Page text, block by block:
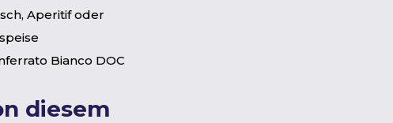
Aperitif oder
Bianco DOC
diesem